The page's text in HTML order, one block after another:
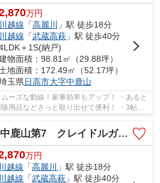
万円
川越線 「高麗川
」駅 徒歩18分
川越線 「武蔵高萩」駅 徒歩40分
＋1S(納戸)
物面積：98.81㎡（29.88坪）
土地面積：172.49㎡（52.17坪）
玉県日高市大字中鹿山
ーズな動線！家事効率もアップ！ ・あると
用品などさっと取り出せて便利！ ・3帖の
第7 クレイドルガーデン 新築戸建 全10棟 9号棟
万円
川越線 「高麗川
」駅 徒歩18分
川越線 「武蔵高萩 」駅 徒歩40分